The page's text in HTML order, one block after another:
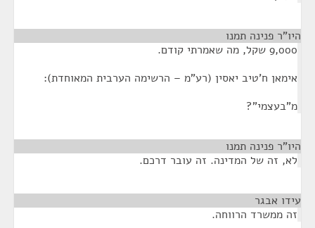
היו"ר פנינה תמנו
9,000 שקל, מה שאמרתי קודם.
אימאן ח'טיב יאסין (רע"מ – הרשימה הערבית המאוחדת):
מ"בעצמי"?
היו"ר פנינה תמנו
לא, זה של המדינה. זה עובר דרכם.
עידו אבגר
זה ממשרד הרווחה.